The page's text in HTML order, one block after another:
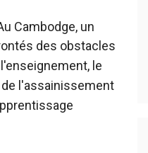
Cambodge, un
des obstacles
le
l'assainissement